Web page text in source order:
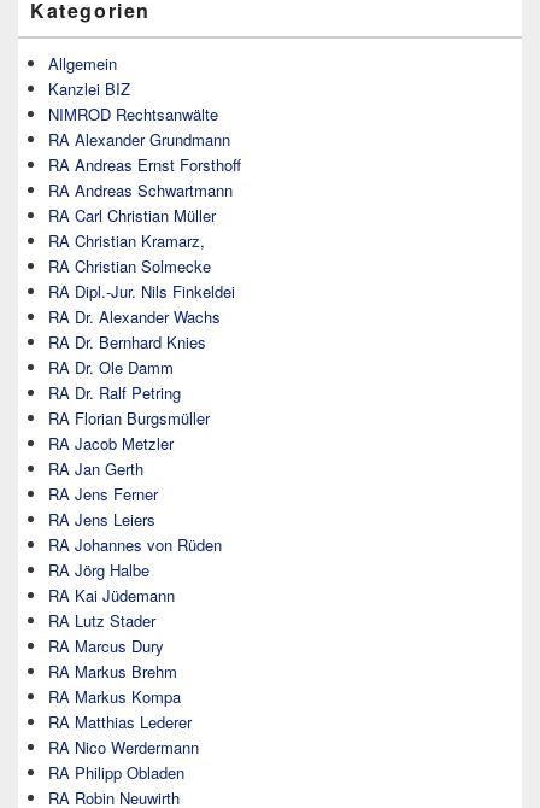
Kategorien
Allgemein
Kanzlei BIZ
NIMROD Rechtsanwälte
RA Alexander Grundmann
RA Andreas Ernst Forsthoff
RA Andreas Schwartmann
RA Carl Christian Müller
RA Christian Kramarz,
RA Christian Solmecke
RA Dipl.-Jur. Nils Finkeldei
RA Dr. Alexander Wachs
RA Dr. Bernhard Knies
RA Dr. Ole Damm
RA Dr. Ralf Petring
RA Florian Burgsmüller
RA Jacob Metzler
RA Jan Gerth
RA Jens Ferner
RA Jens Leiers
RA Johannes von Rüden
RA Jörg Halbe
RA Kai Jüdemann
RA Lutz Stader
RA Marcus Dury
RA Markus Brehm
RA Markus Kompa
RA Matthias Lederer
RA Nico Werdermann
RA Philipp Obladen
RA Robin Neuwirth